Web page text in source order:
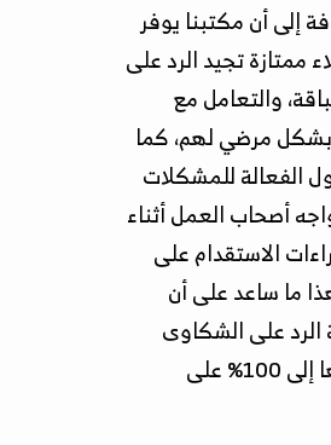
إلى أن مكتبنا يوفر
ممتازة تجيد الرد على
والتعامل مع
مرضي لهم، كما
الفعالة للمشكلات
أصحاب العمل أثناء
الاستقدام على
ما ساعد على أن
على الشكاوى
ومعالجتها إلى 100% على